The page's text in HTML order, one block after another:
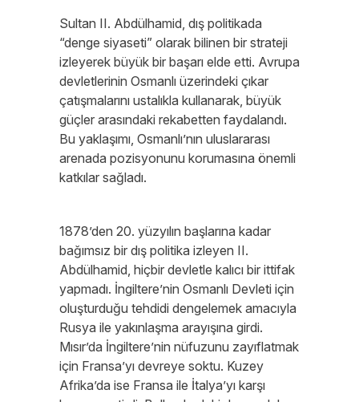
Sultan II. Abdülhamid, dış politikada
“denge siyaseti” olarak bilinen bir strateji
izleyerek büyük bir başarı elde etti. Avrupa
devletlerinin Osmanlı üzerindeki çıkar
çatışmalarını ustalıkla kullanarak, büyük
güçler arasındaki rekabetten faydalandı.
Bu yaklaşımı, Osmanlı’nın uluslararası
arenada pozisyonunu korumasına önemli
katkılar sağladı.
1878’den 20. yüzyılın başlarına kadar
bağımsız bir dış politika izleyen II.
Abdülhamid, hiçbir devletle kalıcı bir ittifak
yapmadı. İngiltere’nin Osmanlı Devleti için
oluşturduğu tehdidi dengelemek amacıyla
Rusya ile yakınlaşma arayışına girdi.
Mısır’da İngiltere’nin nüfuzunu zayıflatmak
için Fransa’yı devreye soktu. Kuzey
Afrika’da ise Fransa ile İtalya’yı karşı